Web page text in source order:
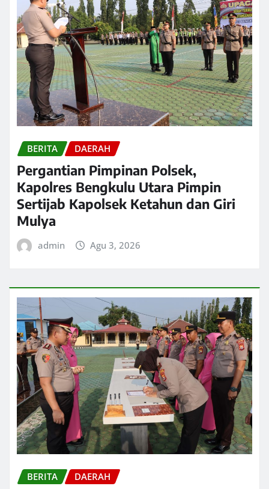
BERITA DAERAH
Pergantian Pimpinan Polsek,
Kapolres Bengkulu Utara Pimpin
Sertijab Kapolsek Ketahun dan Giri
Mulya
admin Agu 3, 2026
BERITA DAERAH